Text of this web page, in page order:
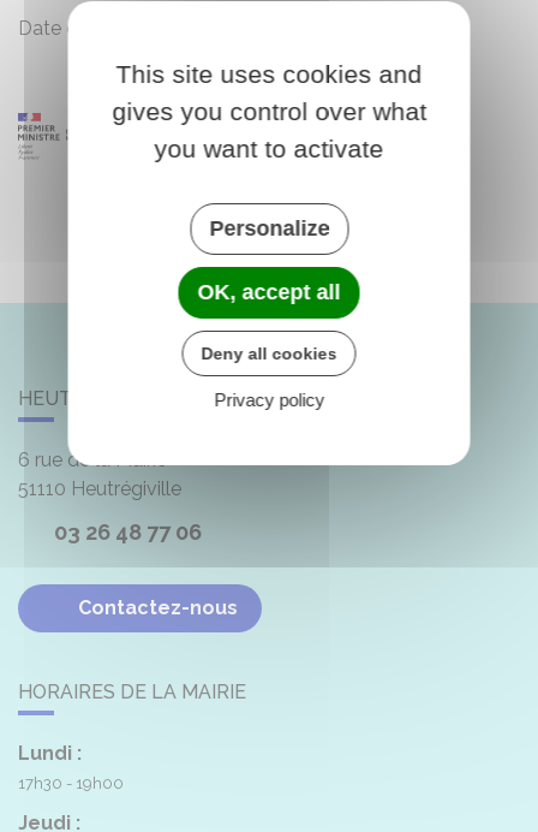
Date et signature de l'emprunteur
HEUTRÉGIVILLE
6 rue de la Mairie
51110 Heutrégiville
03 26 48 77 06
Contactez-nous
HORAIRES DE LA MAIRIE
Lundi :
17h30 - 19h00
Jeudi :
This site uses cookies and
gives you control over what
you want to activate
Personalize
OK, accept all
Deny all cookies
Privacy policy